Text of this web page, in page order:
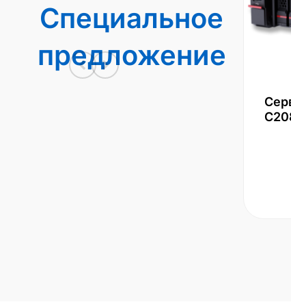
Специальное
предложение